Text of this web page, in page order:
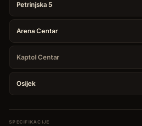
količina
Petrinjska 5
Arena Centar
Kaptol Centar
Osijek
SPECIFIKACIJE